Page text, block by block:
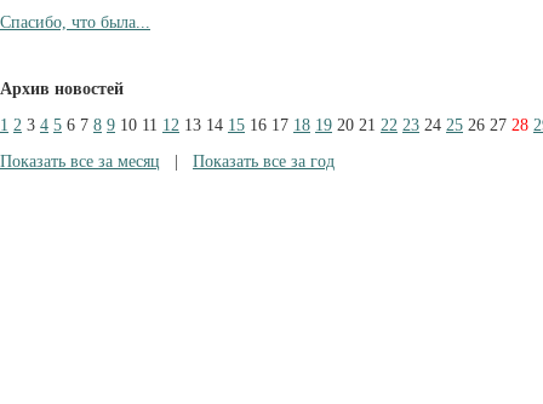
Спасибо, что была...
Архив новостей
1 2 3 4 5 6 7 8 9 10 11 12 13 14 15 16 17 18 19 20 21 22 23 24 25 26 27 28
Показать все за месяц
Показать все за год